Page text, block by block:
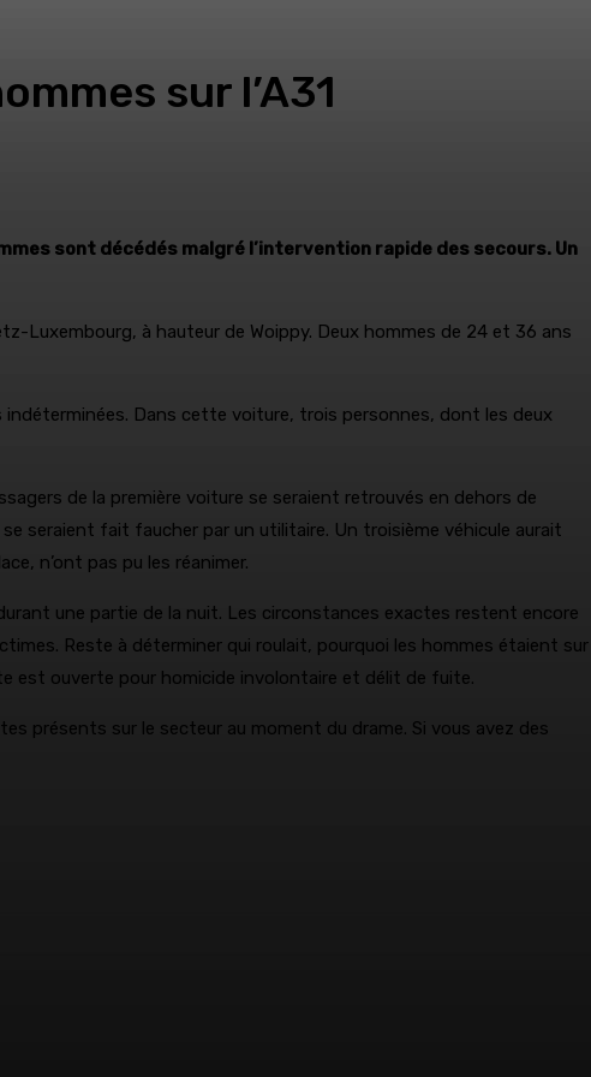
sur l’A31
sont décédés malgré l’intervention rapide des secours. Un
Luxembourg, à hauteur de Woippy. Deux hommes de 24 et 36 ans
indéterminées. Dans cette voiture, trois personnes, dont les deux
de la première voiture se seraient retrouvés en dehors de
seraient fait faucher par un utilitaire. Un troisième véhicule aurait
n’ont pas pu les réanimer.
une partie de la nuit. Les circonstances exactes restent encore
Reste à déterminer qui roulait, pourquoi les hommes étaient sur
est ouverte pour homicide involontaire et délit de fuite.
présents sur le secteur au moment du drame. Si vous avez des